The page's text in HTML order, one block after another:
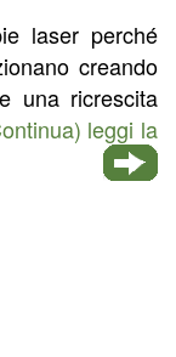
laser perché
creando
una ricrescita
leggi la